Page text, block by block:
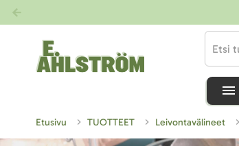
Etusivu TUOTTEET Leivontavälineet